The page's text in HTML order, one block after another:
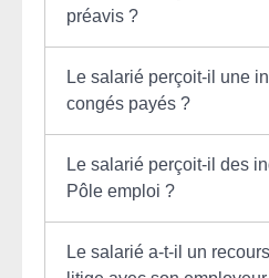
préavis ?
Le salarié perçoit-il une
congés payés ?
Le salarié perçoit-il des
Pôle emploi ?
Le salarié a-t-il un